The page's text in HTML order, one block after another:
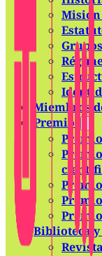
Miembros
Premios
Biblioteca